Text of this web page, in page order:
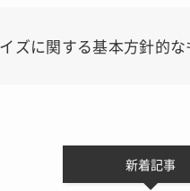
ズに関する基本方針的な
新着記事